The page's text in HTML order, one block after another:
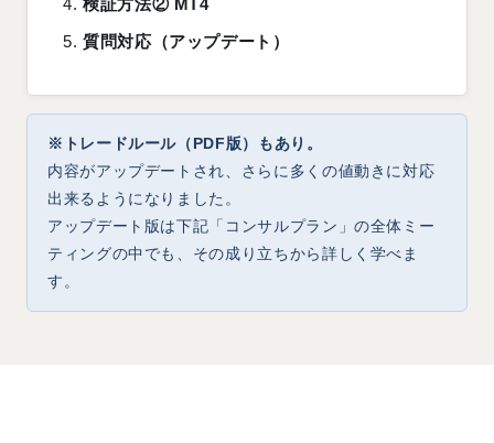
質問対応（アップデート）
※トレードルール（PDF版）もあり。
内容がアップデートされ、さらに多くの値動きに対応
出来るようになりました。
アップデート版は下記「コンサルプラン」の全体ミー
ティングの中でも、その成り立ちから詳しく学べま
す。